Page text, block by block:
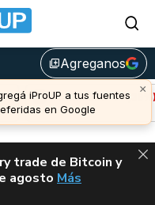
library_addAgreganos
Avalanche
(-4,38%)
u$s 6,42
trade de Bitcoin y
agosto VUELVE EL
Más